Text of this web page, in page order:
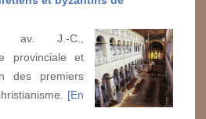
av. J.-C.,
provinciale et
des premiers
[En